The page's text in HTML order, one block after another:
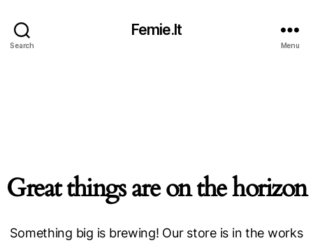
Search
Femie.lt
Menu
Great things are on the horizon
Something big is brewing! Our store is in the works